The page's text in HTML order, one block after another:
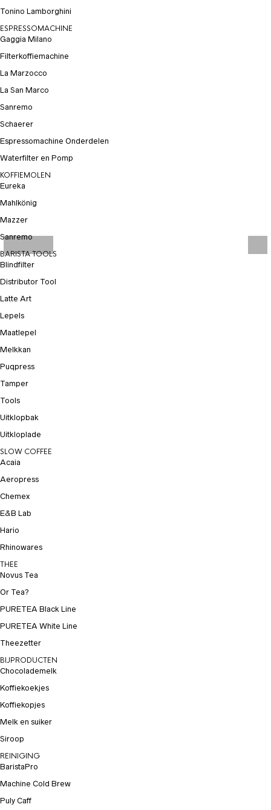
Tonino Lamborghini
ESPRESSOMACHINE
Gaggia Milano
Filterkoffiemachine
La Marzocco
La San Marco
Sanremo
Schaerer
Espressomachine Onderdelen
Waterfilter en Pomp
KOFFIEMOLEN
Eureka
Mahlkönig
Mazzer
Sanremo
BARISTA TOOLS
Blindfilter
Distributor Tool
Latte Art
Lepels
Maatlepel
Melkkan
Puqpress
Tamper
Tools
Uitklopbak
Uitkloplade
SLOW COFFEE
Acaia
Aeropress
Chemex
E&B Lab
Hario
Rhinowares
THEE
Novus Tea
Or Tea?
PURETEA Black Line
PURETEA White Line
Theezetter
BIJPRODUCTEN
Chocolademelk
Koffiekoekjes
Koffiekopjes
Melk en suiker
Siroop
REINIGING
BaristaPro
Machine Cold Brew
Puly Caff